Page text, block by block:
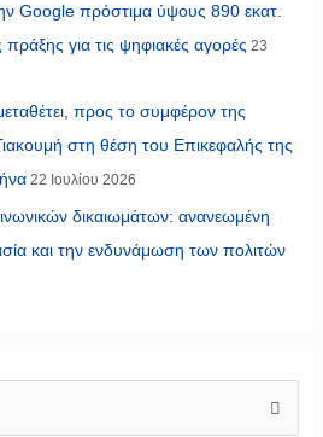
Google πρόστιμα ύψους 890 εκατ.
για τις ψηφιακές αγορές 23
προς το συμφέρον της
στη θέση του Επικεφαλής της
22 Ιουλίου 2026
δικαιωμάτων: ανανεωμένη
και την ενδυνάμωση των πολιτών